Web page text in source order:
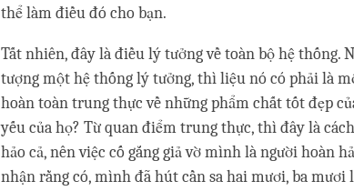
thể làm điều đó cho bạn.
Tất nhiên, đây là điều lý tưởng về toàn bộ hệ thống.
tượng một hệ thống lý tưởng, thì liệu nó có phải là
hoàn toàn trung thực về những phẩm chất tốt đẹp
yếu của họ? Từ quan điểm trung thực, thì đây là
hảo cả, nên việc cố gắng giả vờ mình là người hoàn
nhận rằng có, mình đã hút cần sa hai mươi, ba mươi